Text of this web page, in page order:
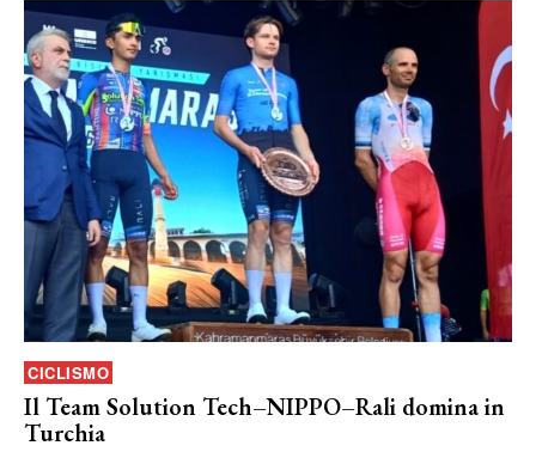
CICLISMO
Il Team Solution Tech–NIPPO–Rali domina in
Turchia